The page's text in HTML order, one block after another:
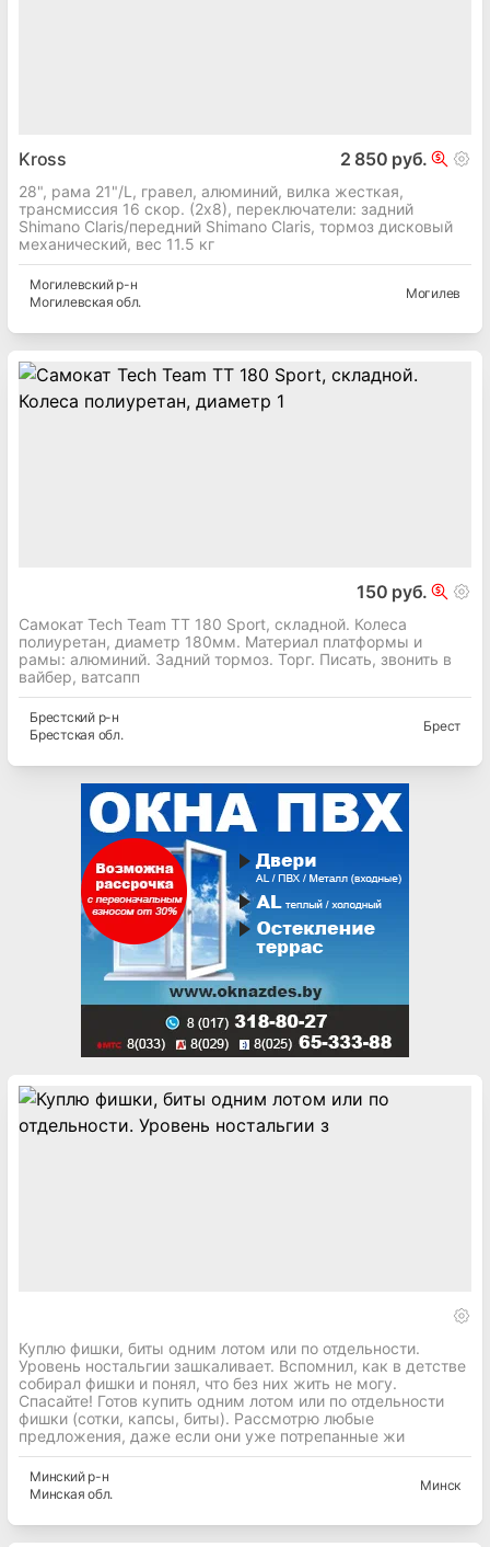
Kross 2 850 руб.
28", рама 21"/L, гравел, алюминий, вилка жесткая,
трансмиссия 16 скор. (2х8), переключатели: задний
Shimano Claris/передний Shimano Claris, тормоз дисковый
механический, вес 11.5 кг
Могилевскийр-н
Могилевская обл.
Могилев
150 руб.
Самокат Tech Team TT 180 Sport, складной. Колеса
полиуретан, диаметр 180мм. Материал платформы и
рамы: алюминий. Задний тормоз. Торг. Писать, звонить в
вайбер, ватсапп
Брестскийр-н
Брестская обл.
Брест
Куплю фишки, биты одним лотом или по отдельности.
Уровень ностальгии зашкаливает. Вспомнил, как в детстве
собирал фишки и понял, что без них жить не могу.
Спасайте! Готов купить одним лотом или по отдельности
фишки (сотки, капсы, биты). Рассмотрю любые
предложения, даже если они уже потрепанные жи
Минскийр-н
Минская обл.
Минск